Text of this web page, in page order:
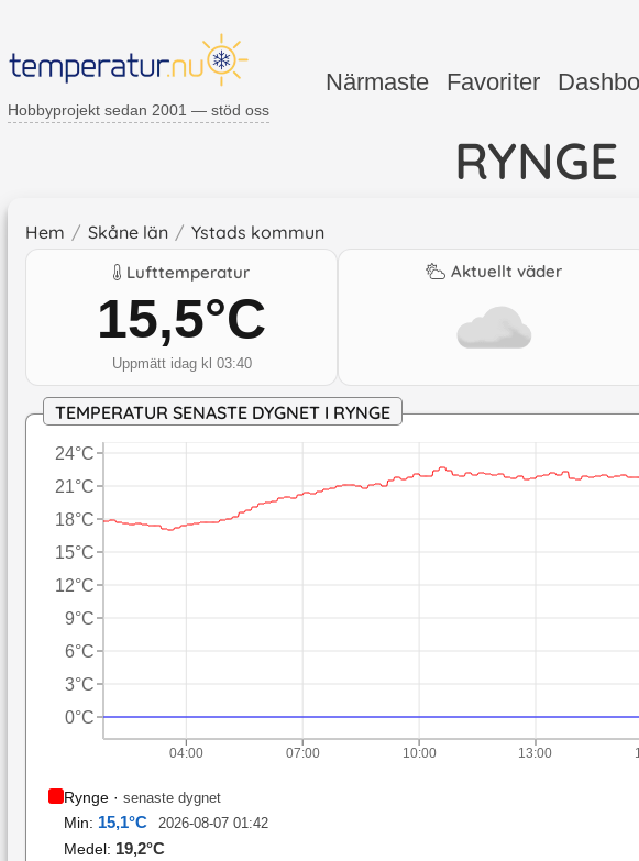
Hobbyprojekt sedan 2001 — stöd oss
Närmaste Favoriter
RYNGE
Hem / Skåne län / Ystads kommun
Lufttemperatur
15,5°C
Uppmätt idag kl 03:40
Aktuellt väder
TEMPERATUR SENASTE DYGNET I RYNGE
04:00 07:00 10:00 13:00
0°C
3°C
6°C
9°C
12°C
15°C
18°C
21°C
24°C
Rynge · senaste dygnet
Min: 15,1°C 2026-08-07 01:42
Medel: 19,2°C